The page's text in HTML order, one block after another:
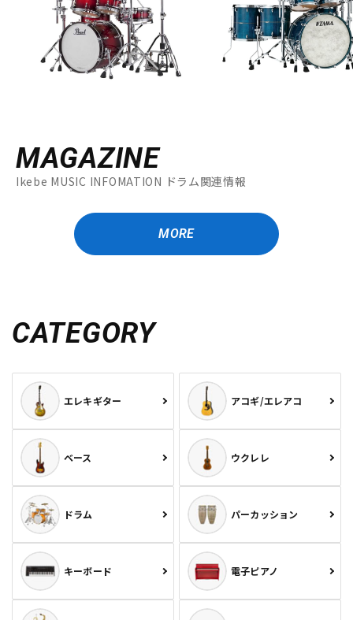
MAGAZINE
Ikebe MUSIC INFOMATION ドラム関連情報
MORE
CATEGORY
エレキギター アコギ/エレアコ
ベース ウクレレ
ドラム パーカッション
キーボード 電子ピアノ